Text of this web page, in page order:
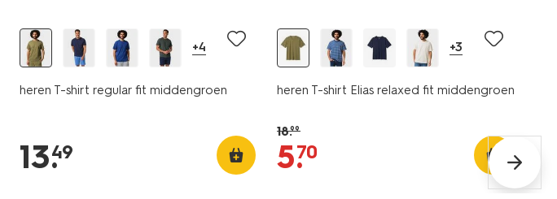
+4
heren T-shirt regular fit middengroen
13.
49
+3
heren T-shirt Elias relaxed fit middengroen
18.99
5.
70